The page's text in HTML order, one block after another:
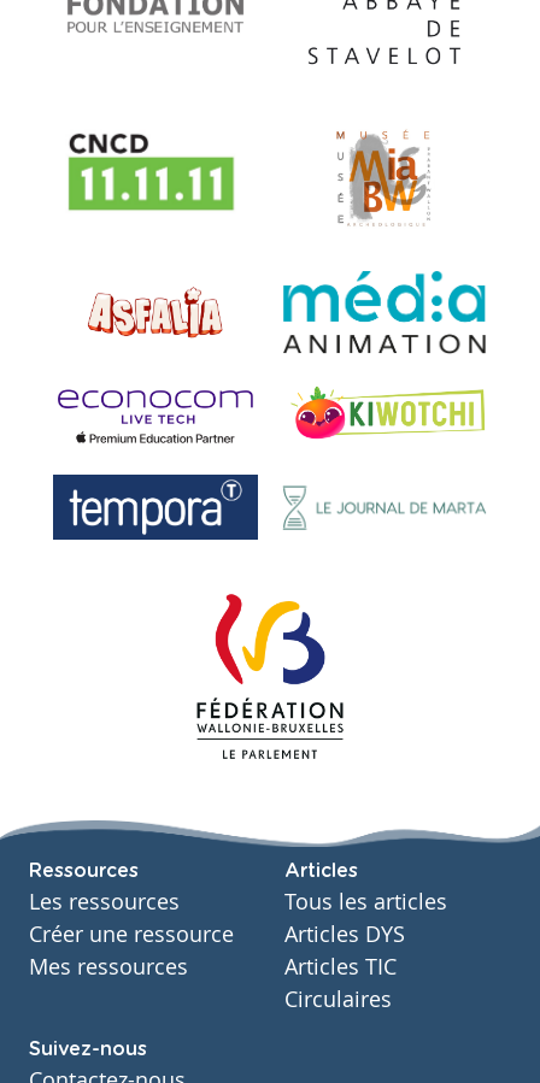
Ressources
Les ressources
Créer une ressource
Mes ressources
Articles
Tous les articles
Articles DYS
Articles TIC
Circulaires
Suivez-nous